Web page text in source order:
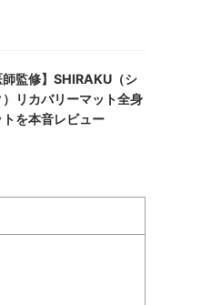
師監修】SHIRAKU（シ
）リカバリーマット全身
を本音レビュー